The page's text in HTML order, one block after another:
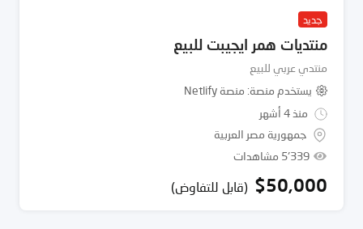
جديد
منتديات همر ايجيبت للبيع
منتدي عربي للبيع
يستخدم منصة منصة Netlify
منذ 4 أشهر
جمهورية مصر العربية
5٬339 مشاهدات
$50,000 (قابل للتفاوض)